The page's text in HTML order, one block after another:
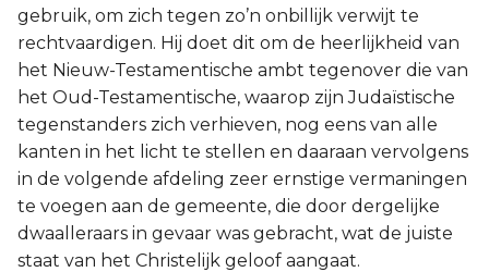
gebruik, om zich tegen zo’n onbillijk verwijt te
rechtvaardigen. Hij doet dit om de heerlijkheid van
het Nieuw-Testamentische ambt tegenover die van
het Oud-Testamentische, waarop zijn Judaïstische
tegenstanders zich verhieven, nog eens van alle
kanten in het licht te stellen en daaraan vervolgens
in de volgende afdeling zeer ernstige vermaningen
te voegen aan de gemeente, die door dergelijke
dwaalleraars in gevaar was gebracht, wat de juiste
staat van het Christelijk geloof aangaat.